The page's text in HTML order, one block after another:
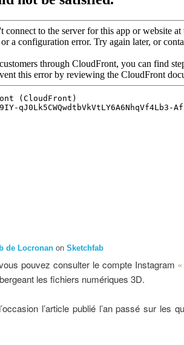
de Locronan on Sketchfab
pouvez consulter le compte Instagram
les fichiers numériques 3D.
l’article publié l’an passé sur les